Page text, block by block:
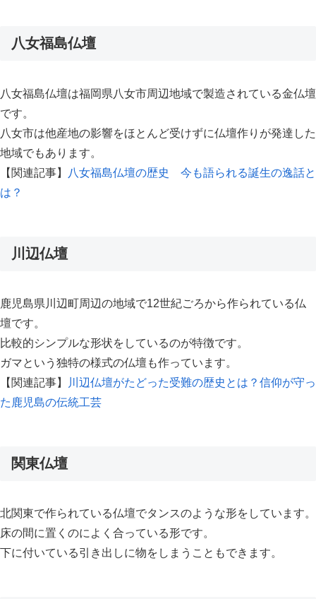
八女福島仏壇
八女福島仏壇は福岡県八女市周辺地域で製造されている金仏壇
です。
八女市は他産地の影響をほとんど受けずに仏壇作りが発達した
地域でもあります。
【関連記事】
八女福島仏壇の歴史 今も語られる誕生の逸話と
は？
川辺仏壇
鹿児島県川辺町周辺の地域で12世紀ごろから作られている仏
壇です。
比較的シンプルな形状をしているのが特徴です。
ガマという独特の様式の仏壇も作っています。
【関連記事】
川辺仏壇がたどった受難の歴史とは？信仰が守っ
た鹿児島の伝統工芸
関東仏壇
北関東で作られている仏壇でタンスのような形をしています。
床の間に置くのによく合っている形です。
下に付いている引き出しに物をしまうこともできます。